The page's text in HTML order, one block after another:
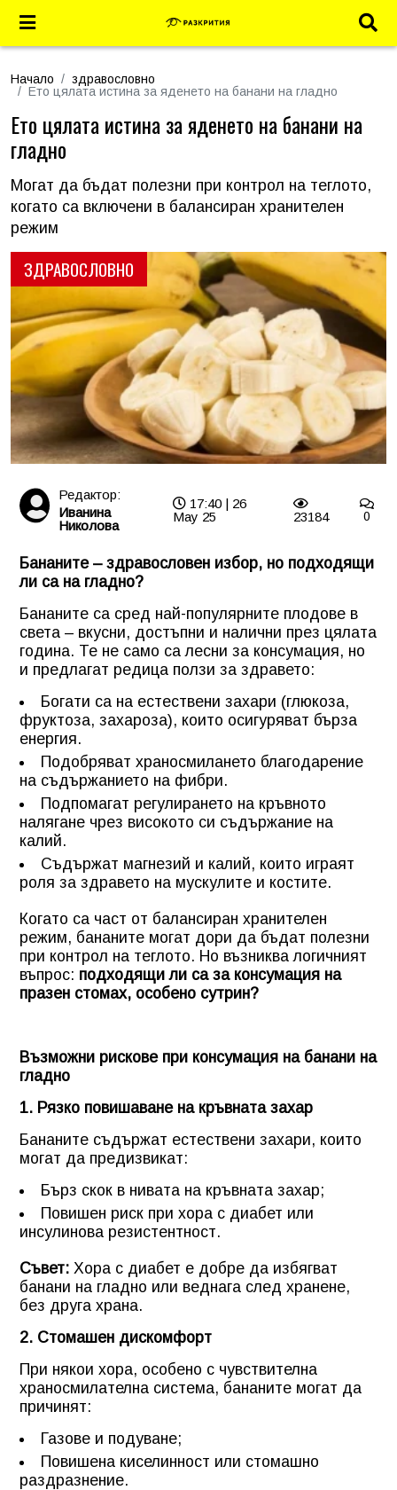
Начало
здравословно
Ето цялата истина за яденето на банани на гладно
ЗДРАВОСЛОВНО
Ето цялата истина за яденето на банани на
гладно
Могат да бъдат полезни при контрол на теглото,
когато са включени в балансиран хранителен
режим
Редактор:
Иванина
Николова
17:40 | 26
May 25
23184 0
Бананите – здравословен избор, но подходящи
ли са на гладно?
Бананите са сред най-популярните плодове в
света – вкусни, достъпни и налични през цялата
година. Те не само са лесни за консумация, но
и предлагат редица ползи за здравето:
Богати са на естествени захари (глюкоза,
фруктоза, захароза), които осигуряват бърза
енергия.
Подобряват храносмилането благодарение
на съдържанието на фибри.
Подпомагат регулирането на кръвното
налягане чрез високото си съдържание на
калий.
Съдържат магнезий и калий, които играят
роля за здравето на мускулите и костите.
Когато са част от балансиран хранителен
режим, бананите могат дори да бъдат полезни
при контрол на теглото. Но възниква логичният
въпрос: подходящи ли са за консумация на
празен стомах, особено сутрин?
Възможни рискове при консумация на банани на
гладно
1. Рязко повишаване на кръвната захар
Бананите съдържат естествени захари, които
могат да предизвикат:
Бърз скок в нивата на кръвната захар;
Повишен риск при хора с диабет или
инсулинова резистентност.
Съвет: Хора с диабет е добре да избягват
банани на гладно или веднага след хранене,
без друга храна.
2. Стомашен дискомфорт
При някои хора, особено с чувствителна
храносмилателна система, бананите могат да
причинят:
Газове и подуване;
Повишена киселинност или стомашно
раздразнение.